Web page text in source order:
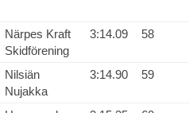
Närpes Kraft
Skidförening
3:14.09 58
Nilsiän
Nujakka
3:14.90 59